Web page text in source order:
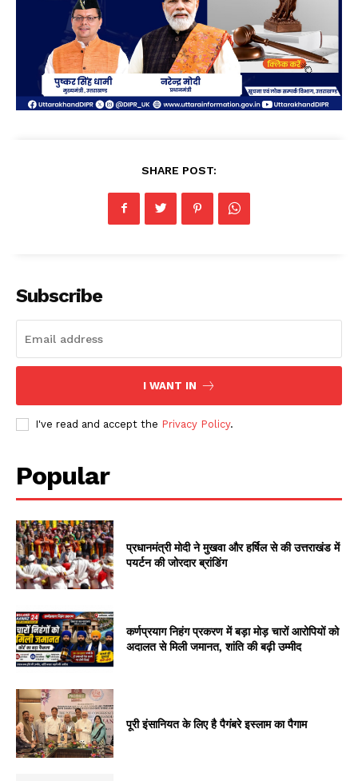
SHARE POST:
Subscribe
I WANT IN
I've read and accept the Privacy Policy.
Popular
प्रधानमंत्री मोदी ने मुखवा और हर्षिल से की उत्तराखंड में
पयर्टन की जोरदार ब्रांडिंग
कर्णप्रयाग निहंग प्रकरण में बड़ा मोड़ चारों आरोपियों को
अदालत से मिली जमानत, शांति की बढ़ी उम्मीद
पूरी इंसानियत के लिए है पैगंबरे इस्लाम का पैगाम